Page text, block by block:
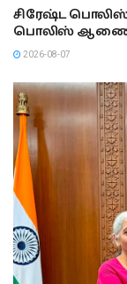
சிரேஷ்ட பொலிஸ்
பொலிஸ்
2026-08-07